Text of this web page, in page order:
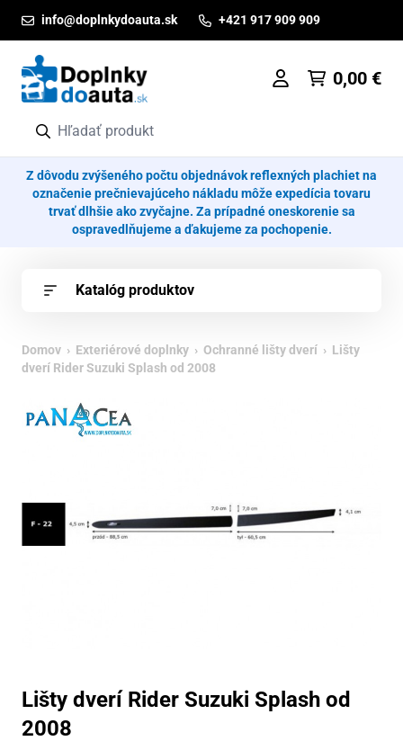
info@doplnkydoauta.sk +421 917 909 909
0,00 €
Z dôvodu zvýšeného počtu objednávok reflexných plachiet na
označenie prečnievajúceho nákladu môže expedícia tovaru
trvať dlhšie ako zvyčajne. Za prípadné oneskorenie sa
ospravedlňujeme a ďakujeme za pochopenie.
Katalóg produktov
Domov › Exteriérové doplnky › Ochranné lišty dverí › Lišty
dverí Rider Suzuki Splash od 2008
Lišty dverí Rider Suzuki Splash od
2008